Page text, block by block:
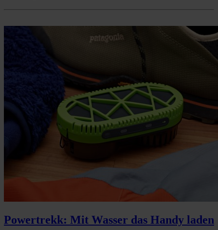
Powertrekk: Mit Wasser das Handy laden